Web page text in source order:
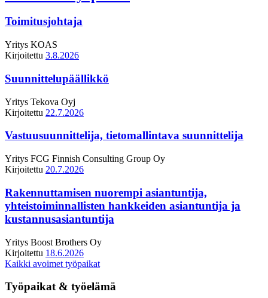
Toimitusjohtaja
Yritys KOAS
Kirjoitettu 3.8.2026
Suunnittelupäällikkö
Yritys Tekova Oyj
Kirjoitettu 22.7.2026
Vastuusuunnittelija, tietomallintava suunnittelija
Yritys FCG Finnish Consulting Group Oy
Kirjoitettu 20.7.2026
Rakennuttamisen nuorempi asiantuntija,
yhteistoiminnallisten hankkeiden asiantuntija ja
kustannusasiantuntija
Yritys Boost Brothers Oy
Kirjoitettu 18.6.2026
Kaikki avoimet työpaikat
Työpaikat & työelämä